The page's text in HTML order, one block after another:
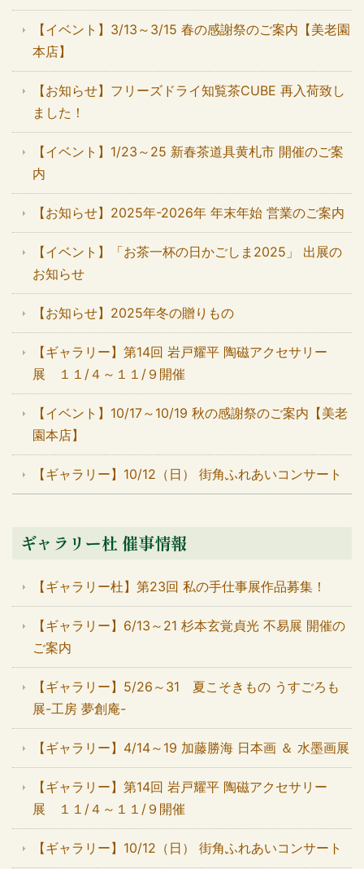
【イベント】3/13～3/15 春の感謝祭のご案内【美老園
本店】
【お知らせ】フリーズドライ知覧茶CUBE 再入荷致し
ました！
【イベント】1/23～25 新春茶道具黄札市 開催のご案
内
【お知らせ】2025年-2026年 年末年始 営業のご案内
【イベント】「お茶一杯の日かごしま2025」 出展の
お知らせ
【お知らせ】2025年冬の贈りもの
【ギャラリー】第14回 岩戸耀平 陶磁アクセサリー
展 １１/４～１１/９開催
【イベント】10/17～10/19 秋の感謝祭のご案内【美老
園本店】
【ギャラリー】10/12（日） 街角ふれあいコンサート
ギャラリー杜 催事情報
【ギャラリー杜】第23回 私の手仕事展作品募集！
【ギャラリー】6/13～21 杉本玄覚貞光 不易展 開催の
ご案内
【ギャラリー】5/26～31 夏こそきもの うすごろも
展-工房 夢創庵-
【ギャラリー】4/14～19 加藤勝海 日本画 ＆ 水墨画展
【ギャラリー】第14回 岩戸耀平 陶磁アクセサリー
展 １１/４～１１/９開催
【ギャラリー】10/12（日） 街角ふれあいコンサート